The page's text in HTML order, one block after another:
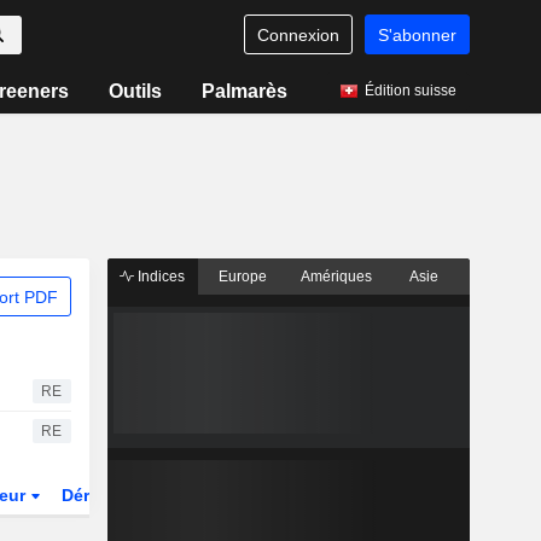
Connexion S'abonner
Outils Palmarès Édition suisse
PDF
RE
RE
Dérivés
Indices Europe Amériques Asie